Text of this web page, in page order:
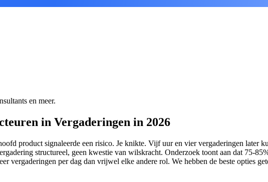
en meer.
in Vergaderingen in 2026
product signaleerde een risico. Je knikte. Vijf uur en vier vergaderingen later
structureel, geen kwestie van wilskracht. Onderzoek toont aan dat 75-
vergaderingen per dag dan vrijwel elke andere rol. We hebben de beste opties